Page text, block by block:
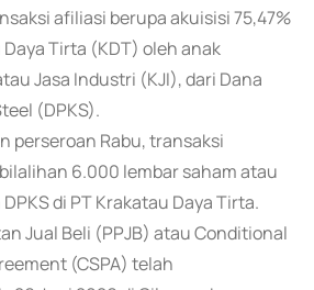
afiliasi berupa akuisisi 75,47%
Tirta (KDT) oleh anak
Jasa Industri (KJI), dari Dana
(DPKS).
perseroan Rabu, transaksi
6.000 lembar saham atau
di PT Krakatau Daya Tirta.
Jual Beli (PPJB) atau Conditional
(CSPA) telah